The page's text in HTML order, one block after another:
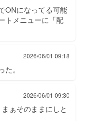
ONになってる可能
トメニューに「配
2026/06/01 09:18
。
2026/06/01 09:30
ぁそのままにしと